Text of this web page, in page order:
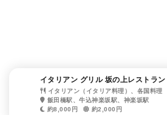
イタリアン グリル 坂の上レストラン
イタリアン（イタリア料理）、各国料理
飯田橋駅、牛込神楽坂駅、神楽坂駅
約8,000円
約2,000円